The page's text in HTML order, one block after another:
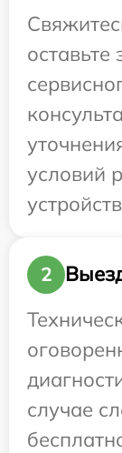
оставьте
условий
2
случае